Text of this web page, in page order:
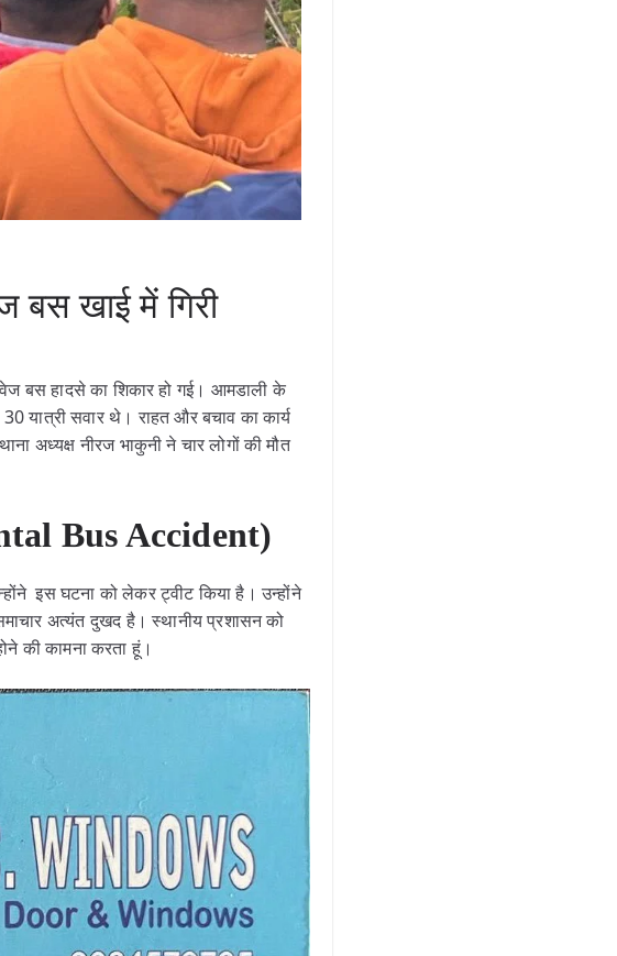
बस खाई में गिरी
बस हादसे का शिकार हो गई। आमडाली के
सवार थे। राहत और बचाव का कार्य
अध्यक्ष नीरज भाकुनी ने चार लोगों की मौत
Bus Accident)
इस घटना को लेकर ट्वीट किया है। उन्होंने
अत्यंत दुखद है। स्थानीय प्रशासन को
की कामना करता हूं।